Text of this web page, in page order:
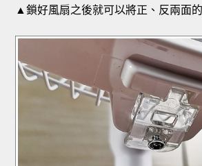
▲鎖好風扇之後就可以將正、反兩面